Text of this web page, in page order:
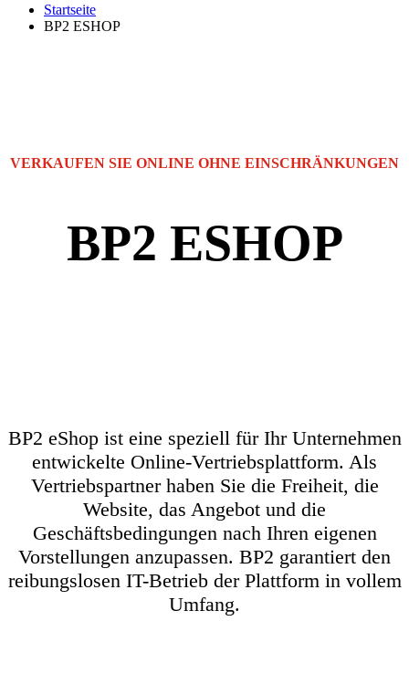
Startseite
BP2 ESHOP
VERKAUFEN SIE ONLINE OHNE EINSCHRÄNKUNGEN
BP2 ESHOP
BP2 eShop ist eine speziell für Ihr Unternehmen
entwickelte Online-Vertriebsplattform. Als
Vertriebspartner haben Sie die Freiheit, die
Website, das Angebot und die
Geschäftsbedingungen nach Ihren eigenen
Vorstellungen anzupassen. BP2 garantiert den
reibungslosen IT-Betrieb der Plattform in vollem
Umfang.